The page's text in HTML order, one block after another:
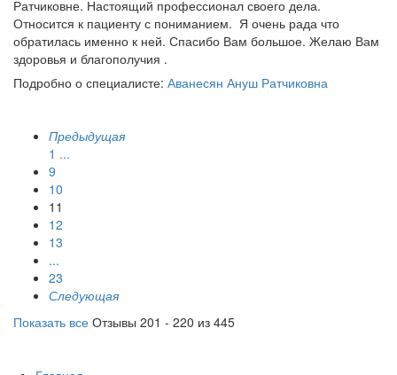
Ратчиковне. Настоящий профессионал своего дела.
Относится к пациенту с пониманием. Я очень рада что
обратилась именно к ней. Спасибо Вам большое. Желаю Вам
здоровья и благополучия .
Подробно о специалисте: Аванесян Ануш Ратчиковна
Предыдущая
1 ...
9
10
11
12
13
...
23
Следующая
Показать все Отзывы 201 - 220 из 445